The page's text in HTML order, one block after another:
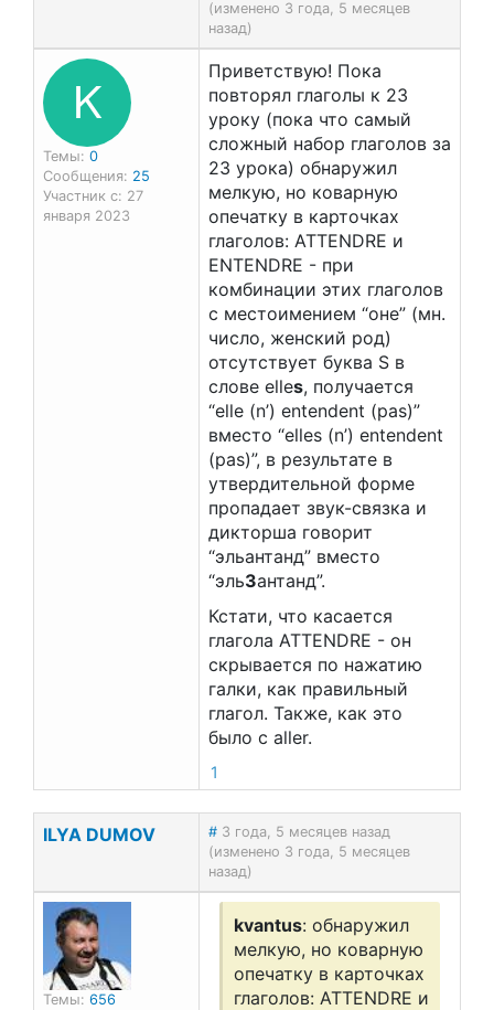
(изменено 3 года, 5 месяцев
назад)
K
Темы: 0
Сообщения: 25
Участник с: 27
января 2023
Приветствую! Пока
повторял глаголы к 23
уроку (пока что самый
сложный набор глаголов за
23 урока) обнаружил
мелкую, но коварную
опечатку в карточках
глаголов: ATTENDRE и
ENTENDRE - при
комбинации этих глаголов
с местоимением “оне” (мн.
число, женский род)
отсутствует буква S в
слове elles, получается
“elle (n’) entendent (pas)”
вместо “elles (n’) entendent
(pas)”, в результате в
утвердительной форме
пропадает звук-связка и
дикторша говорит
“эльантанд” вместо
“эльЗантанд”.
Кстати, что касается
глагола ATTENDRE - он
скрывается по нажатию
галки, как правильный
глагол. Также, как это
было с aller.
1
ILYA DUMOV # 3 года, 5 месяцев назад
(изменено 3 года, 5 месяцев
назад)
Темы: 656
kvantus: обнаружил
мелкую, но коварную
опечатку в карточках
глаголов: ATTENDRE и